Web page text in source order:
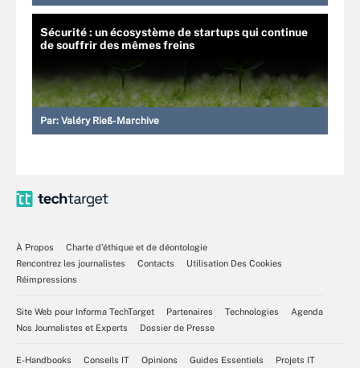
Sécurité : un écosystème de startups qui continue
de souffrir des mêmes freins
Par: Valéry Rieß-Marchive
À Propos
Charte d’éthique et de déontologie
Rencontrez les journalistes
Contacts
Utilisation Des Cookies
Réimpressions
Site Web pour Informa TechTarget Partenaires Technologies
Agenda
Nos Journalistes et Experts
Dossier de Presse
E-Handbooks Conseils IT Opinions Guides Essentiels Projets IT